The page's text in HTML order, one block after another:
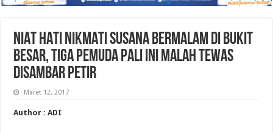
NIAT HATI NIKMATI SUSANA BERMALAM DI BUKIT
BESAR, TIGA PEMUDA PALI INI MALAH TEWAS
DISAMBAR PETIR
Maret 12, 2017
Author : ADI